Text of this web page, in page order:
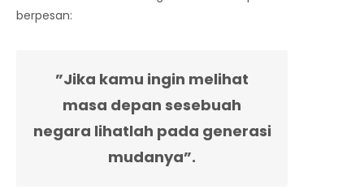
berpesan:
”Jika kamu ingin melihat
masa depan sesebuah
negara lihatlah pada generasi
mudanya”.